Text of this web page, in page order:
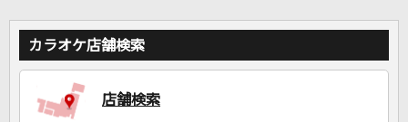
カラオケ店舗検索
店舗検索